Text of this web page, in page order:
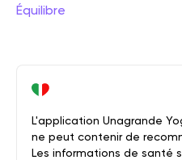
Équilibre
L'application Unagrande
ne peut contenir de
Les informations de santé